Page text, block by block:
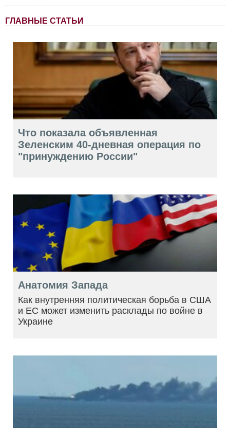
ГЛАВНЫЕ СТАТЬИ
Что показала объявленная
Зеленским 40-дневная операция по
"принуждению России"
Анатомия Запада
Как внутренняя политическая борьба в США
и ЕС может изменить расклады по войне в
Украине